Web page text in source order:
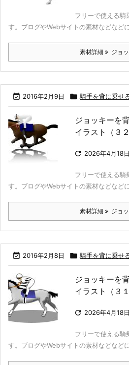
フリーで使える騎
す。ブログやWebサイトの素材などなど
素材詳細 ジョ
 2016年2月9日  騎手を背に乗せ
ジョッキーを
イラスト（３２
 2026年4月18日
フリーで使える騎
す。ブログやWebサイトの素材などなど
素材詳細 ジョ
 2016年2月8日  騎手を背に乗せ
ジョッキーを
イラスト（３１
 2026年4月18日
フリーで使える騎
す。ブログやWebサイトの素材などなど